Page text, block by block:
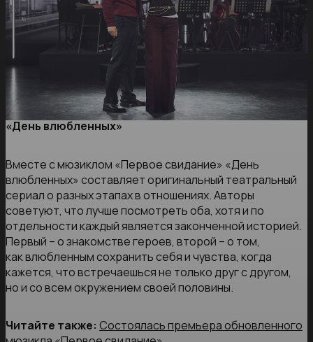
«День влюбленных»
Вместе с мюзиклом «Первое свидание» «День
влюбленных» составляет оригинальный театральный
сериал о разных этапах в отношениях. Авторы
советуют, что лучше посмотреть оба, хотя и по
отдельности каждый является законченной историей.
Первый – о знакомстве героев, второй – о том,
как влюбленным сохранить себя и чувства, когда
кажется, что встречаешься не только друг с другом,
но и со всем окружением своей половины.
Читайте также: Состоялась премьера обновленного